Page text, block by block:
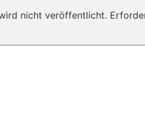
nicht veröffentlicht.